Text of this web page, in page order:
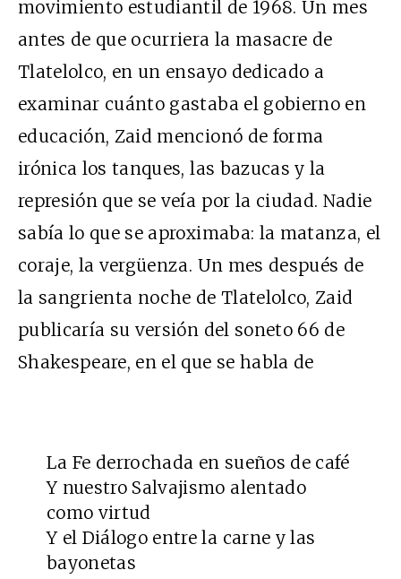
movimiento estudiantil de 1968. Un mes
antes de que ocurriera la masacre de
Tlatelolco, en un ensayo dedicado a
examinar cuánto gastaba el gobierno en
educación, Zaid mencionó de forma
irónica los tanques, las bazucas y la
represión que se veía por la ciudad. Nadie
sabía lo que se aproximaba: la matanza, el
coraje, la vergüenza. Un mes después de
la sangrienta noche de Tlatelolco, Zaid
publicaría su versión del soneto 66 de
Shakespeare, en el que se habla de
La Fe derrochada en sueños de café
Y nuestro Salvajismo alentado
como virtud
Y el Diálogo entre la carne y las
bayonetas